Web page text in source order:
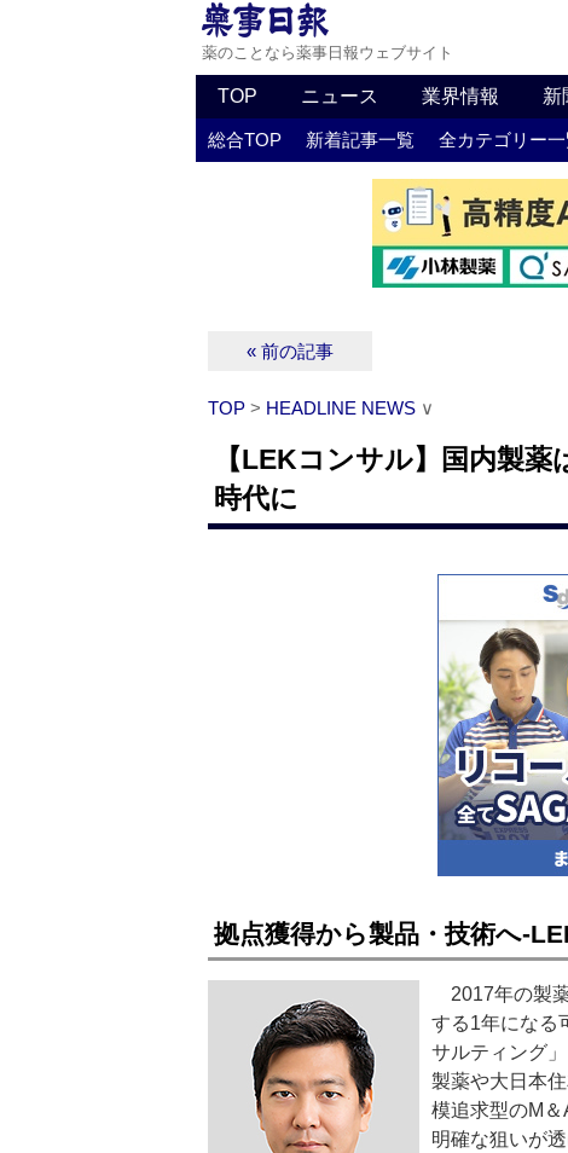
薬のことなら薬事日報ウェブサイト
TOP ニュース 業界情報 新
総合TOP 新着記事一覧 全カテゴリー
« 前の記事
TOP > HEADLINE NEWS ∨
【LEKコンサル】国内製薬
時代に
拠点獲得から製品・技術へ
2017年の製
する1年になる
サルティング
製薬や大日本
模追求型のM
明確な狙いが